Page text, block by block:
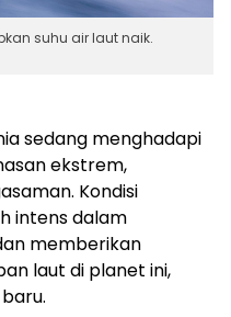
suhu air laut naik.
sedang menghadapi
ekstrem,
Kondisi
intens dalam
memberikan
laut di planet ini,